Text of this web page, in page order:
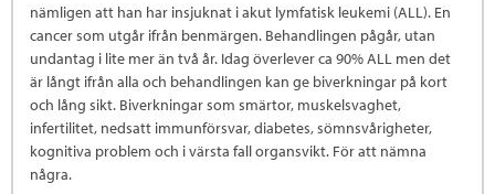
nämligen att han har insjuknat i akut lymfatisk leukemi (ALL). En
cancer som utgår ifrån benmärgen. Behandlingen pågår, utan
undantag i lite mer än två år. Idag överlever ca 90% ALL men det
är långt ifrån alla och behandlingen kan ge biverkningar på kort
och lång sikt. Biverkningar som smärtor, muskelsvaghet,
infertilitet, nedsatt immunförsvar, diabetes, sömnsvårigheter,
kognitiva problem och i värsta fall organsvikt. För att nämna
några.